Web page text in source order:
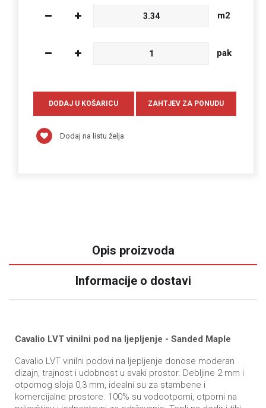
m2
pak
Dodaj na listu želja
Opis proizvoda
Informacije o dostavi
Cavalio LVT vinilni pod na ljepljenje - Sanded Maple
Cavalio LVT vinilni podovi na ljepljenje donose moderan
dizajn, trajnost i udobnost u svaki prostor. Debljine 2 mm i
otpornog sloja 0,3 mm, idealni su za stambene i
komercijalne prostore. 100% su vodootporni, otporni na